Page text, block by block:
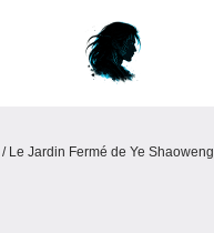
/ Le Jardin Fermé de Ye Shaoweng